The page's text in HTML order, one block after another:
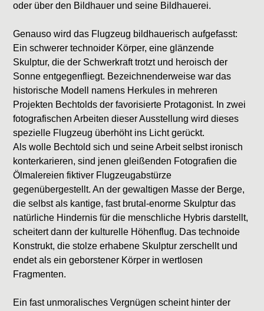
oder über den Bildhauer und seine Bildhauerei.
Genauso wird das Flugzeug bildhauerisch aufgefasst:
Ein schwerer technoider Körper, eine glänzende
Skulptur, die der Schwerkraft trotzt und heroisch der
Sonne entgegenfliegt. Bezeichnenderweise war das
historische Modell namens Herkules in mehreren
Projekten Bechtolds der favorisierte Protagonist. In zwei
fotografischen Arbeiten dieser Ausstellung wird dieses
spezielle Flugzeug überhöht ins Licht gerückt.
Als wolle Bechtold sich und seine Arbeit selbst ironisch
konterkarieren, sind jenen gleißenden Fotografien die
Ölmalereien fiktiver Flugzeugabstürze
gegenübergestellt. An der gewaltigen Masse der Berge,
die selbst als kantige, fast brutal-enorme Skulptur das
natürliche Hindernis für die menschliche Hybris darstellt,
scheitert dann der kulturelle Höhenflug. Das technoide
Konstrukt, die stolze erhabene Skulptur zerschellt und
endet als ein geborstener Körper in wertlosen
Fragmenten.
Ein fast unmoralisches Vergnügen scheint hinter der